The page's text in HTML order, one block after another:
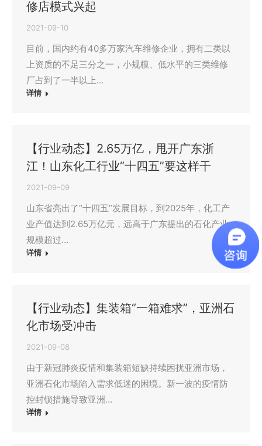
修店模式兴起
2021-09-10
目前，国内约有40多万家汽车维修企业，拥有二类以
上资质的不足三分之一，小规模、低水平的三类维修
厂占到了一半以上…
详情
【行业动态】2.65万亿，甩开广东浙
江！山东化工行业“十四五”要这样干
2021-09-09
山东省亮出了“十四五”发展目标，到2025年，化工产
业产值达到2.65万亿元，远高于广东提出的石化产业
规模超过…
详情
【行业动态】集装箱“一箱难求”，亚洲石
化市场受冲击
2021-09-08
由于新冠肺炎疫情和集装箱短缺持续困扰亚洲市场，
亚洲石化市场陷入需求低迷的困境。新一波的疫情防
控封锁措施导致亚洲…
详情